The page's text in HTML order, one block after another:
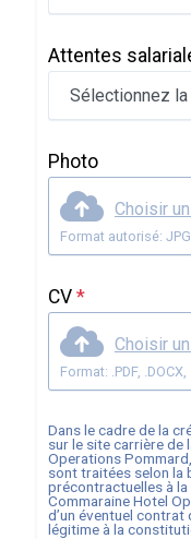
Attentes
Photo
Choisir
Format autorisé:
CV *
Choisir
Format:
Dans le cadre de la
sur le site carrière de
Operations Pommard
sont traitées selon la
précontractuelles à
Commaraine Hotel
d’un éventuel contrat
légitime à la